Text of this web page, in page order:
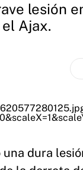
lesión
Ajax.
dura